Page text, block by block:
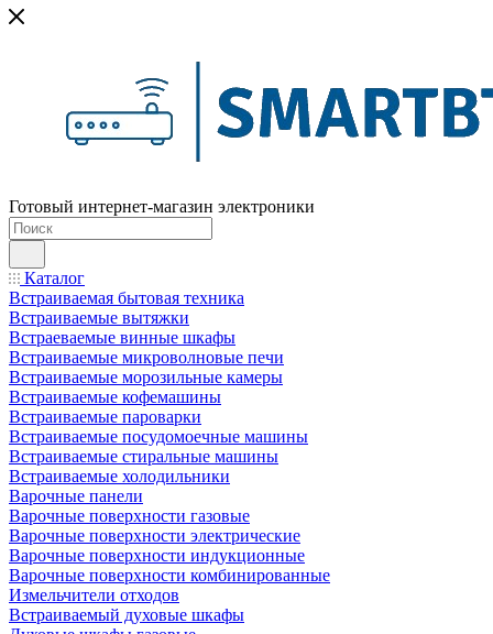
Готовый интернет-магазин электроники
Каталог
Встраиваемая бытовая техника
Встраиваемые вытяжки
Встраеваемые винные шкафы
Встраиваемые микроволновые печи
Встраиваемые морозильные камеры
Встраиваемые кофемашины
Встраиваемые пароварки
Встраиваемые посудомоечные машины
Встраиваемые стиральные машины
Встраиваемые холодильники
Варочные панели
Варочные поверхности газовые
Варочные поверхности электрические
Варочные поверхности индукционные
Варочные поверхности комбинированные
Измельчители отходов
Встраиваемый духовые шкафы